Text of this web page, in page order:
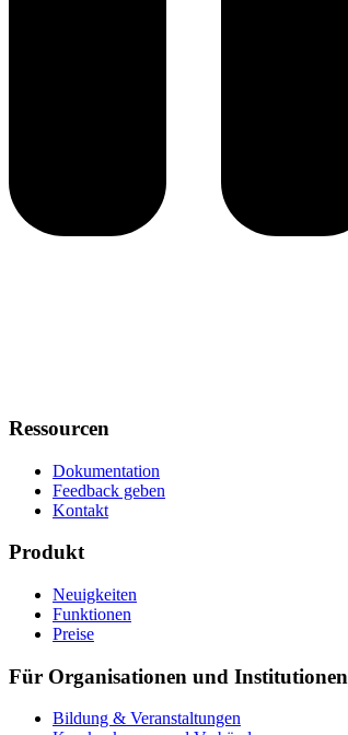
Ressourcen
Dokumentation
Feedback geben
Kontakt
Produkt
Neuigkeiten
Funktionen
Preise
Für Organisationen und Institutionen
Bildung & Veranstaltungen